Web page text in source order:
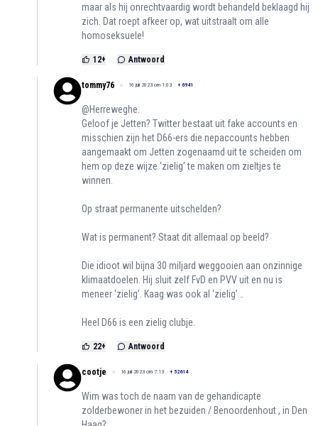
maar als hij onrechtvaardig wordt behandeld beklaagd hij
zich. Dat roept afkeer op, wat uitstraalt om alle
homoseksuele!
12+ Antwoord
tommy76 16 juli 2023 om 1:03 + 6941
@Herreweghe.
Geloof je Jetten? Twitter bestaat uit fake accounts en
misschien zijn het D66-ers die nepaccounts hebben
aangemaakt om Jetten zogenaamd uit te scheiden om
hem op deze wijze ‘zielig’ te maken om zieltjes te
winnen.
Op straat permanente uitschelden?
Wat is permanent? Staat dit allemaal op beeld?
Die idioot wil bijna 30 miljard weggooien aan onzinnige
klimaatdoelen. Hij sluit zelf FvD en PVV uit en nu is
meneer ‘zielig’. Kaag was ook al ‘zielig’…
Heel D66 is een zielig clubje.
22+ Antwoord
cootje 16 juli 2023 om 7:13 + 52614
Wim was toch de naam van de gehandicapte
zolderbewoner in het bezuiden / Benoordenhout , in Den